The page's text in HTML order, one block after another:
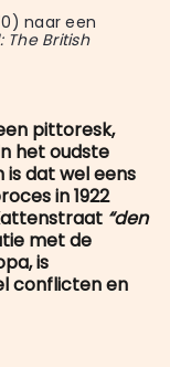
naar een
The British
pittoresk,
het oudste
dat wel eens
in 1922
“den
met de
is
conflicten en